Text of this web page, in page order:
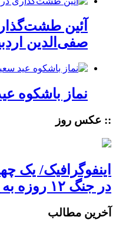
آئین
صفی‌الدین
نماز باشکوه
:: عکس روز
اینفوگرافیک/ یک
در جنگ ۱۲ روزه به باد رفت
آخرین مطالب